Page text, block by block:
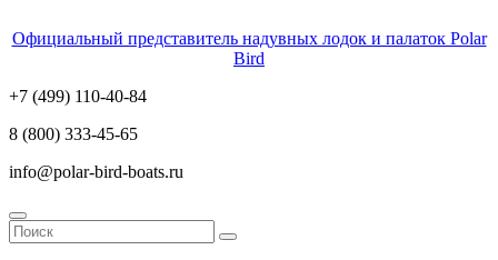
Официальный представитель надувных лодок и палаток Polar
Bird
+7 (499) 110-40-84
8 (800) 333-45-65
info@polar-bird-boats.ru